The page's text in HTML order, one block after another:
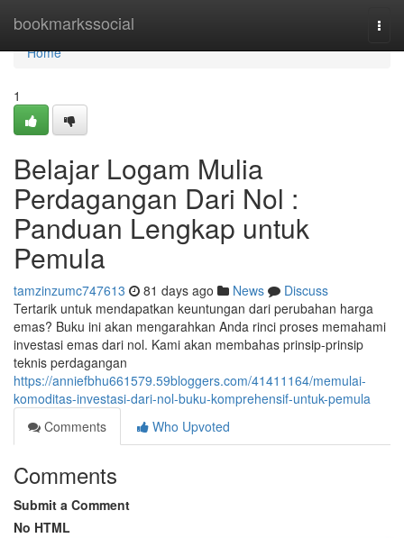
bookmarkssocial
Home
Home
1
Belajar Logam Mulia
Perdagangan Dari Nol :
Panduan Lengkap untuk
Pemula
tamzinzumc747613 81 days ago News
Discuss
Tertarik untuk mendapatkan keuntungan dari perubahan harga
emas? Buku ini akan mengarahkan Anda rinci proses memahami
investasi emas dari nol. Kami akan membahas prinsip-prinsip
teknis perdagangan
https://anniefbhu661579.59bloggers.com/41411164/memulai-
komoditas-investasi-dari-nol-buku-komprehensif-untuk-pemula
Comments
Who Upvoted
Comments
Submit a Comment
No HTML